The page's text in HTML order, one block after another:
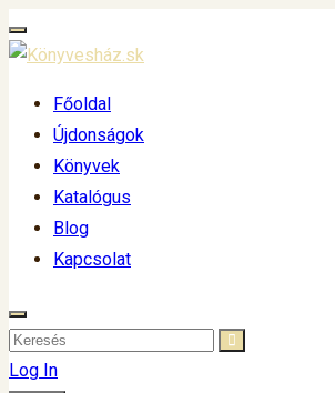
Főoldal
Újdonságok
Könyvek
Katalógus
Blog
Kapcsolat
Log In